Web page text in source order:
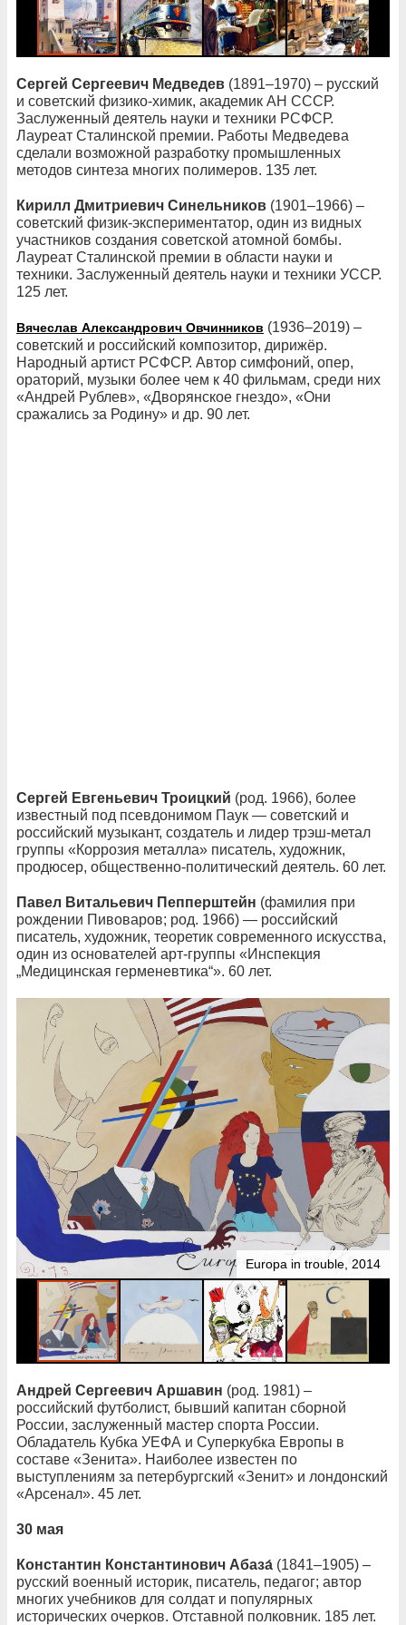
Сергей Сергеевич Медведев (1891–1970) – русский
и советский физико-химик, академик АН СССР.
Заслуженный деятель науки и техники РСФСР.
Лауреат Сталинской премии. Работы Медведева
сделали возможной разработку промышленных
методов синтеза многих полимеров. 135 лет.
Кирилл Дмитриевич Синельников (1901–1966) –
советский физик-экспериментатор, один из видных
участников создания советской атомной бомбы.
Лауреат Сталинской премии в области науки и
техники. Заслуженный деятель науки и техники УССР.
125 лет.
Вячеслав Александрович Овчинников (1936–2019) –
советский и российский композитор, дирижёр.
Народный артист РСФСР. Автор симфоний, опер,
ораторий, музыки более чем к 40 фильмам, среди них
«Андрей Рублев», «Дворянское гнездо», «Они
сражались за Родину» и др. 90 лет.
Сергей Евгеньевич Троицкий (род. 1966), более
известный под псевдонимом Паук — советский и
российский музыкант, создатель и лидер трэш-метал
группы «Коррозия металла» писатель, художник,
продюсер, общественно-политический деятель. 60 лет.
Павел Витальевич Пепперштейн (фамилия при
рождении Пивоваров; род. 1966) — российский
писатель, художник, теоретик современного искусства,
один из основателей арт-группы «Инспекция
„Медицинская герменевтика“». 60 лет.
Europa in trouble, 2014
Андрей Сергеевич Аршавин (род. 1981) –
российский футболист, бывший капитан сборной
России, заслуженный мастер спорта России.
Обладатель Кубка УЕФА и Суперкубка Европы в
составе «Зенита». Наиболее известен по
выступлениям за петербургский «Зенит» и лондонский
«Арсенал». 45 лет.
30 мая
Константин Константинович Абаза́ (1841–1905) –
русский военный историк, писатель, педагог; автор
многих учебников для солдат и популярных
исторических очерков. Отставной полковник. 185 лет.